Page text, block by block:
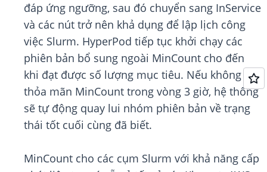
đáp ứng ngưỡng, sau đó chuyển sang InService
và các nút trở nên khả dụng để lập lịch công
việc Slurm. HyperPod tiếp tục khởi chạy các
phiên bản bổ sung ngoài MinCount cho đến
khi đạt được số lượng mục tiêu. Nếu không thể
thỏa mãn MinCount trong vòng 3 giờ, hệ thống
sẽ tự động quay lui nhóm phiên bản về trạng
thái tốt cuối cùng đã biết.
MinCount cho các cụm Slurm với khả năng cấp